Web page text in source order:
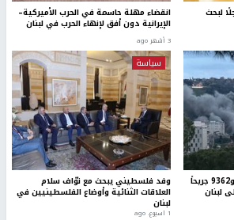
لبحث انقضاء مهلة حاسمة في الحرب الأميركية–
الإيرانية دون أفق لإنهاء الحرب في لبنان
3 أشهر ago
الصحة اللبنانية: 3073 شهيداً و9362 جريحاً
لبنان
سياسة
وفد فلسطيني يبحث مع نوّاف سلام
العلاقات الثنائية وأوضاع الفلسطينيين في
لبنان
1 اسبوع. ago